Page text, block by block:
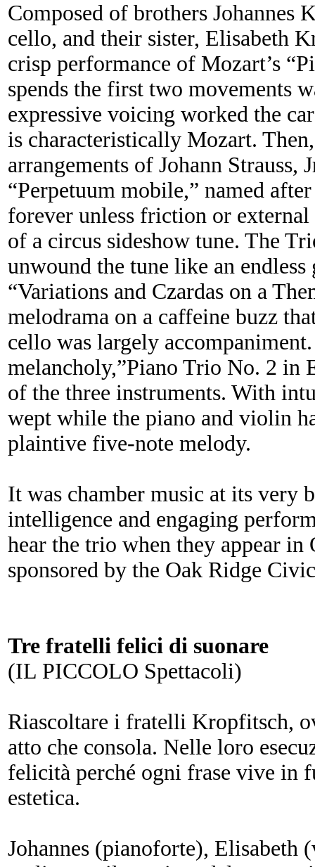
Composed of brothers
cello, and their sister, Elisabeth
crisp performance of Mozart’s
spends the first two movements
expressive voicing worked the
is characteristically Mozart.
arrangements of Johann Strauss,
“Perpetuum mobile,” named
forever unless friction or
of a circus sideshow tune. The
unwound the tune like an
“Variations and Czardas on a
melodrama on a caffeine buzz
cello was largely
melancholy,”Piano Trio No. 2 in
of the three instruments. With
wept while the piano and violin
plaintive five-note melody.
It was chamber music at its very
intelligence and engaging
hear the trio when they appear
sponsored by the Oak Ridge
Tre fratelli felici di suonare
(IL PICCOLO Spettacoli)
Riascoltare i fratelli Kropfitsch,
atto che consola. Nelle loro
felicità perché ogni frase vive in
estetica.
Johannes (pianoforte),